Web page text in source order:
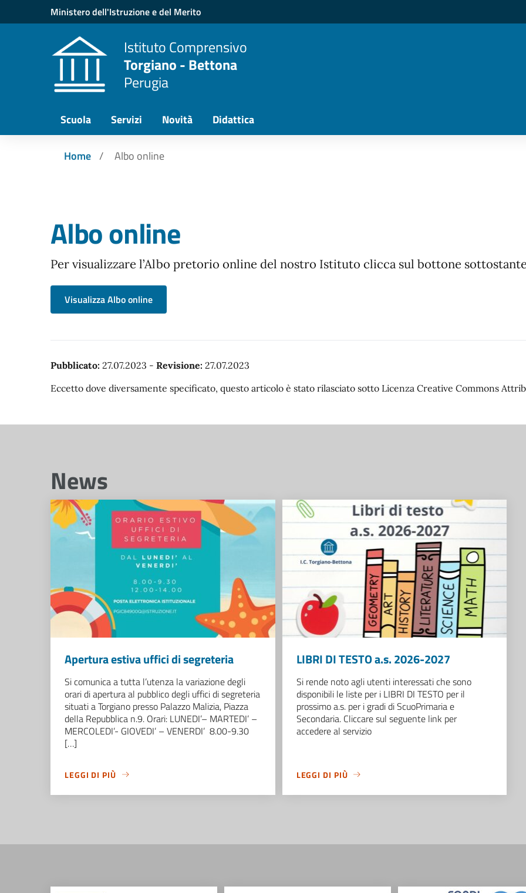
Vai ai contenuti
Vai al menu di navigazione
Ministero dell'Istruzione e del Merito
Istituto Comprensivo
Torgiano - Bettona
Perugia
Scuola Servizi Novità Didattica
Home Albo online
Albo online
Per visualizzare l’Albo pretorio online del nostro Istituto clicca sul bottone
Visualizza Albo online
Pubblicato: 27.07.2023 - Revisione: 27.07.2023
Eccetto dove diversamente specificato, questo articolo è stato rilasciato sotto Licenza Creative Commons
News
Apertura estiva uffici di segreteria
Si comunica a tutta l’utenza la variazione degli
orari di apertura al pubblico degli uffici di segreteria
situati a Torgiano presso Palazzo Malizia, Piazza
della Repubblica n.9. Orari: LUNEDI’– MARTEDI’ –
MERCOLEDI’- GIOVEDI’ – VENERDI’ 8.00-9.30
[…]
LEGGI DI PIÙ
LIBRI DI TESTO a.s. 2026-2027
Si rende noto agli utenti interessati che sono
disponibili le liste per i LIBRI DI TESTO per il
prossimo a.s. per i gradi di ScuoPrimaria e
Secondaria. Cliccare sul seguente link per
accedere al servizio
LEGGI DI PIÙ